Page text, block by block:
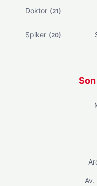
Doktor (21)
Spiker (20)
Av.